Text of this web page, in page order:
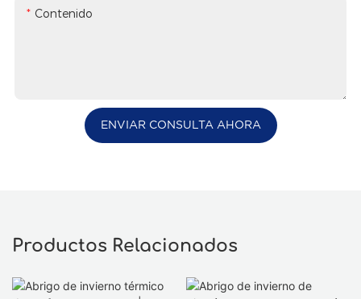
Contenido
ENVIAR CONSULTA AHORA
Productos Relacionados